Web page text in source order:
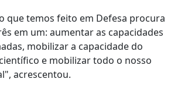
que temos feito em Defesa procura
em um: aumentar as capacidades
mobilizar a capacidade do
e mobilizar todo o nosso
acrescentou.